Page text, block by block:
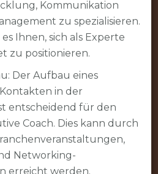
Kommunikation
zu spezialisieren.
Ihnen, sich als Experte
zu positionieren.
Der Aufbau eines
in der
entscheidend für den
Coach. Dies kann durch
Networking-
erreicht werden.